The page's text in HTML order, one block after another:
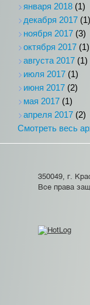
января 2018 (1)
декабря 2017 (1)
ноября 2017 (3)
октября 2017 (1)
августа 2017 (1)
июля 2017 (1)
июня 2017 (2)
мая 2017 (1)
апреля 2017 (2)
Смотреть весь
350049, г.
Все права